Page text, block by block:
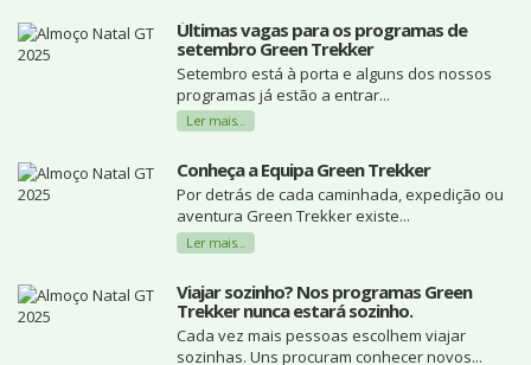
Últimas vagas para os programas de
setembro Green Trekker
Setembro está à porta e alguns dos nossos
programas já estão a entrar...
Ler mais...
Conheça a Equipa Green Trekker
Por detrás de cada caminhada, expedição ou
aventura Green Trekker existe...
Ler mais...
Viajar sozinho? Nos programas Green
Trekker nunca estará sozinho.
Cada vez mais pessoas escolhem viajar
sozinhas. Uns procuram conhecer novos...